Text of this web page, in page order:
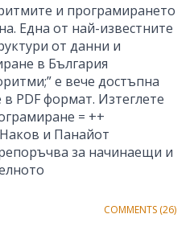
и програмирането
Една от най-известните
от данни и
в България
е вече достъпна
в PDF формат. Изтеглете
= ++
и Панайот
за начинаещи и
COMMENTS (26)